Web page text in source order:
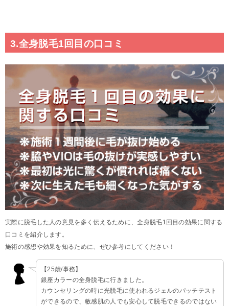
3.全身脱毛1回目の口コミ
実際に脱毛した人の意見を多く伝えるために、全身脱毛1回目の効果に関する
口コミを紹介します。
施術の感想や効果を知るために、ぜひ参考にしてください！
【25歳/事務】
銀座カラーの全身脱毛に行きました。
カウンセリングの時に光脱毛に使われるジェルのパッチテスト
ができるので、敏感肌の人でも安心して脱毛できるのではない